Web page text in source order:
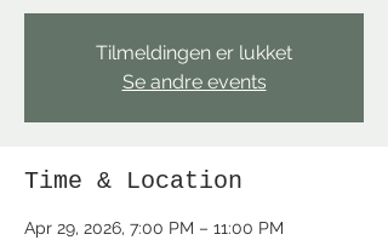
Tilmeldingen er lukket
Se andre events
Time & Location
Apr 29, 2026, 7:00 PM – 11:00 PM